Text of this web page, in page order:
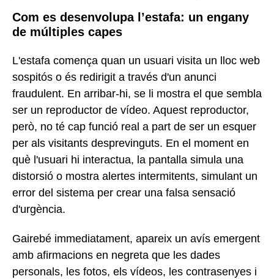
Com es desenvolupa l’estafa: un engany
de múltiples capes
L'estafa comença quan un usuari visita un lloc web
sospitós o és redirigit a través d'un anunci
fraudulent. En arribar-hi, se li mostra el que sembla
ser un reproductor de vídeo. Aquest reproductor,
però, no té cap funció real a part de ser un esquer
per als visitants desprevinguts. En el moment en
què l'usuari hi interactua, la pantalla simula una
distorsió o mostra alertes intermitents, simulant un
error del sistema per crear una falsa sensació
d'urgència.
Gairebé immediatament, apareix un avís emergent
amb afirmacions en negreta que les dades
personals, les fotos, els vídeos, les contrasenyes i